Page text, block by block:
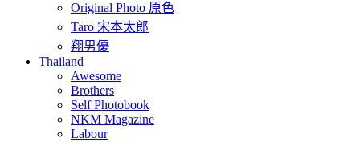
Original Photo 原色
Taro 宋本太郎
翔男優
Thailand
Awesome
Brothers
Self Photobook
NKM Magazine
Labour